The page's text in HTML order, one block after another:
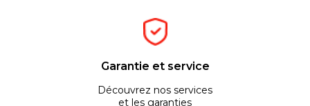
Garantie et service
Découvrez nos services
et les garanties